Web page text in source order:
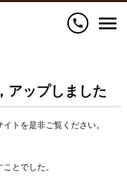
call
アップしました
トを是非ご覧ください。
とでした。